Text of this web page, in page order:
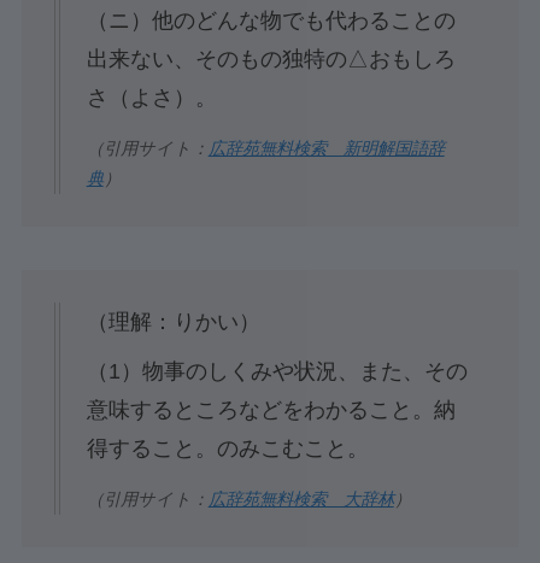
（ニ）他のどんな物でも代わることの
出来ない、そのもの独特の△おもしろ
さ（よさ）。
（引用サイト： 広辞苑無料検索 新明解国語辞
典）
（理解：りかい）
（1）物事のしくみや状況、また、その
意味するところなどをわかること。納
得すること。のみこむこと。
（引用サイト： 広辞苑無料検索 大辞林）